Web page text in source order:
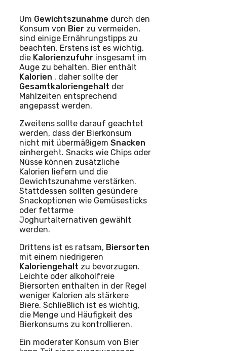
Um Gewichtszunahme durch den
Konsum von Bier zu vermeiden,
sind einige Ernährungstipps zu
beachten. Erstens ist es wichtig,
die Kalorienzufuhr insgesamt im
Auge zu behalten. Bier enthält
Kalorien , daher sollte der
Gesamtkaloriengehalt der
Mahlzeiten entsprechend
angepasst werden.
Zweitens sollte darauf geachtet
werden, dass der Bierkonsum
nicht mit übermäßigem Snacken
einhergeht. Snacks wie Chips oder
Nüsse können zusätzliche
Kalorien liefern und die
Gewichtszunahme verstärken.
Stattdessen sollten gesündere
Snackoptionen wie Gemüsesticks
oder fettarme
Joghurtalternativen gewählt
werden.
Drittens ist es ratsam, Biersorten
mit einem niedrigeren
Kaloriengehalt zu bevorzugen.
Leichte oder alkoholfreie
Biersorten enthalten in der Regel
weniger Kalorien als stärkere
Biere. Schließlich ist es wichtig,
die Menge und Häufigkeit des
Bierkonsums zu kontrollieren.
Ein moderater Konsum von Bier